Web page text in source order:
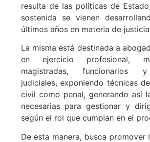
resulta de las políticas de
sostenida se vienen
últimos años en materia de
La misma está destinada a
en ejercicio profesional,
magistradas, funcionarios
judiciales, exponiendo técnicas
civil como penal, generando así
necesarias para gestionar y
según el rol que cumplan en el
De esta manera, busca promover